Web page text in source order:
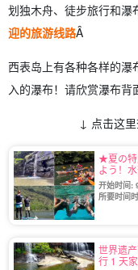
划独木舟、徒步旅行和瀑
迎的旅游线路Â
西表岛上有各种各样的瀑
入的瀑布！请欣赏瀑布背
↓ 点击这
★夏の特
よう！
写真無料
开始时间:
所要时间
世界遗
行 1 天